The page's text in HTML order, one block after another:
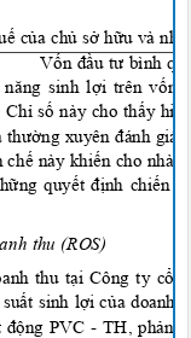
của chủ sở hữu và
Vốn đầu tư bình
năng sinh lợi trên vốn
Chỉ số này cho thấy
thường xuyên đánh
chế này khiến cho nhà
quyết định chiến
thu (ROS)
thu tại Công ty cổ
sinh lợi của
động PVC- TH, phản